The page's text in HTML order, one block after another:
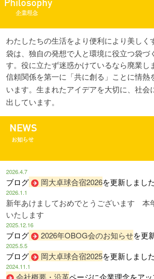
わたしたちの生活をより便利により美しく
袋は、独自の発想で人と環境に役立つ袋づ
す。 役に立たず迷惑かけているなら廃業し
信頼関係を第一に「共に創る」ことに情熱
います。 生まれたアイデアを大切に、社会
出しています。
2026.4.7
ブログ 岡大卓球合宿2026を更新しました
2026.1.1
新年あけましておめでとうございます 本
いたします
2025.12.16
ブログ 2026年OBOG会のお知らせを更
2025.5.5
ブログ 岡大卓球合宿2025を更新しました
2024.11.1
会社概要・沿革ページに企業理念をアッ